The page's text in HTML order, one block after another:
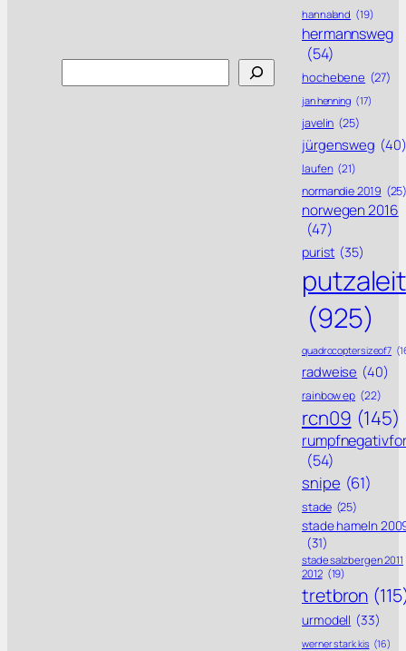
hannaland (19)
hermannsweg
(54)
hochebene (27)
jan henning (17)
javelin (25)
jürgensweg (40)
laufen (21)
normandie 2019
norwegen 2016
(47)
purist (35)
putzaleit
(925)
quadrocoptersizeof7
radweise (40)
rainbow ep (22)
rcn09 (145)
(54)
snipe (61)
stade (25)
stade hameln
(31)
stade salzbergen 2011
2012 (19)
tretbron
urmodell (33)
werner stark kis (16)